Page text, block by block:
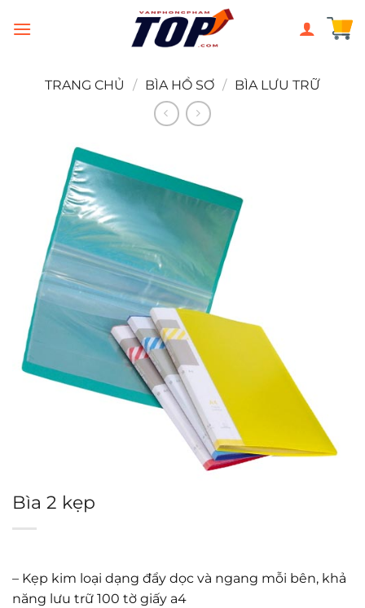
đến
TRANG CHỦ
/ BÌA HỒ SƠ / BÌA LƯU TRỮ
Bìa 2 kẹp
– Kẹp kim loại dạng đẩy dọc và ngang mỗi bên, khả
năng lưu trữ 100 tờ giấy a4